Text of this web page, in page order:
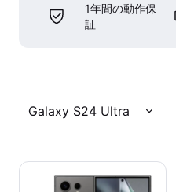
1年間の動作保
証
Galaxy S24 Ultra